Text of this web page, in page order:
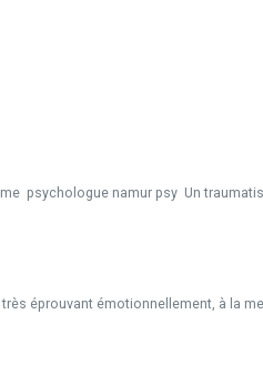
psychologue namur psy Un
éprouvant émotionnellement, à la